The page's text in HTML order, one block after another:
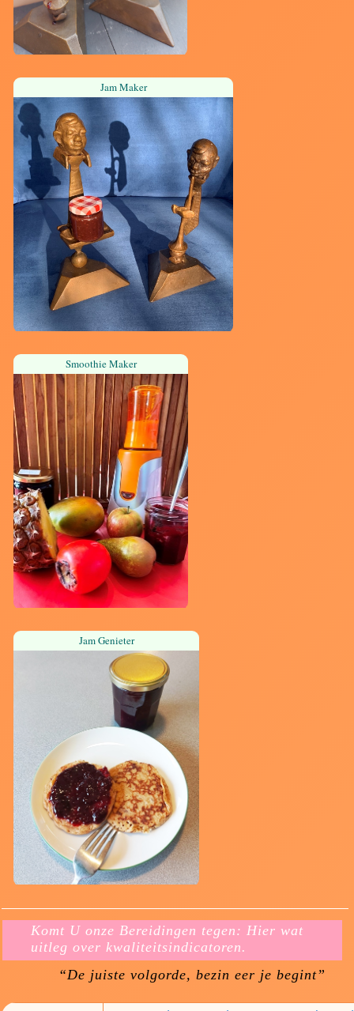
Jam Maker
Smoothie Maker
Jam Genieter
Komt U onze Bereidingen tegen: Hier wat
uitleg over kwaliteitsindicatoren.
“De juiste volgorde, bezin eer je begint”